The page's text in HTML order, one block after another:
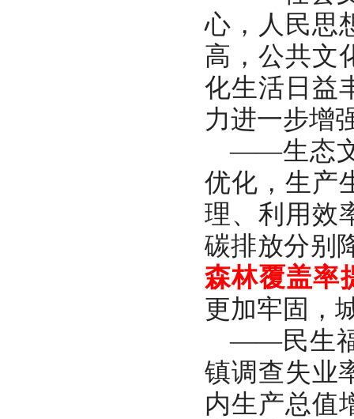
心，人民思
高，公共文
化生活日益
力进一步增
——生态文
优化，生产
理、利用效
碳排放分别
森林覆盖率
更加牢固，
——民生福
镇调查失业
内生产总值